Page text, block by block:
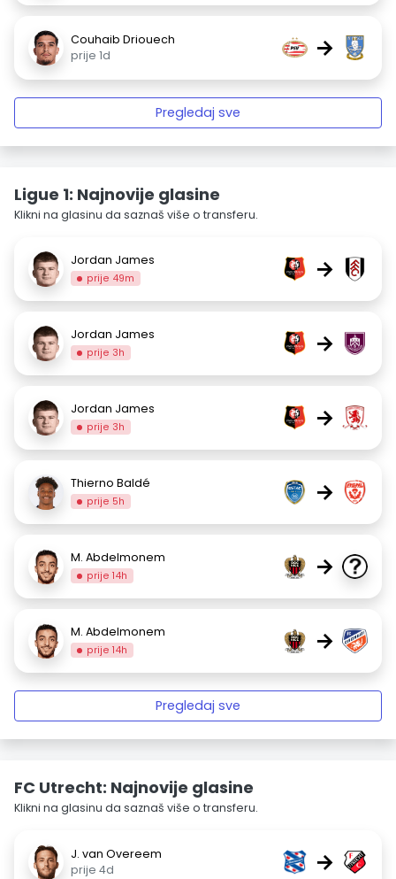
Couhaib Driouech
prije 1d
→
Pregledaj sve
Ligue 1: Najnovije glasine
Klikni na glasinu da saznaš više o transferu.
Jordan James
prije 49m →
Jordan James
prije 3h →
Jordan James
prije 3h →
Thierno Baldé
prije 5h →
M. Abdelmonem
prije 14h →
M. Abdelmonem
prije 14h →
Pregledaj sve
FC Utrecht: Najnovije glasine
Klikni na glasinu da saznaš više o transferu.
J. van Overeem
prije 4d
→